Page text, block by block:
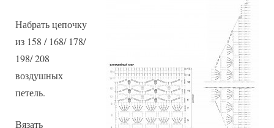
Набрать цепочку
из 158 / 168/ 178/
198/ 208
воздушных
петель.
Вязать